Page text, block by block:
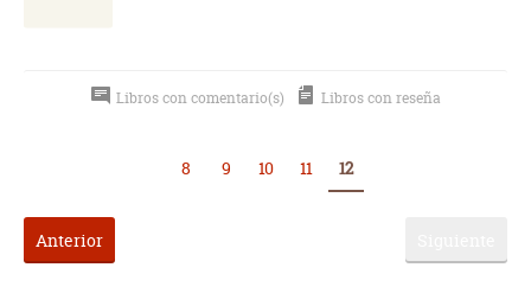
Libros con comentario(s) Libros con reseña
Anterior
8 9 10 11 12